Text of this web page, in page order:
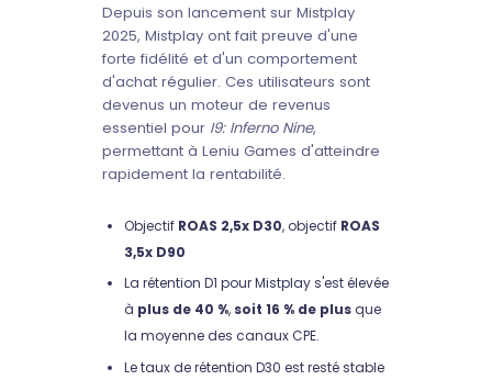
Depuis son lancement sur Mistplay
2025, Mistplay ont fait preuve d'une
forte fidélité et d'un comportement
d'achat régulier. Ces utilisateurs sont
devenus un moteur de revenus
essentiel pour I9: Inferno Nine,
permettant à Leniu Games d'atteindre
rapidement la rentabilité.
Objectif ROAS 2,5x D30, objectif ROAS
3,5x D90
La rétention D1 pour Mistplay s'est élevée
à plus de 40 %, soit 16 % de plus que
la moyenne des canaux CPE.
Le taux de rétention D30 est resté stable